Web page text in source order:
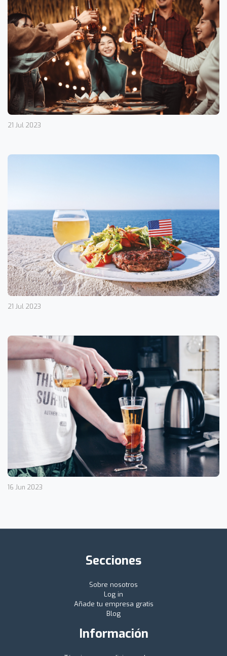
21 Jul 2023
21 Jul 2023
16 Jun 2023
Secciones
Sobre nosotros
Log in
Añade tu empresa gratis
Blog
Información